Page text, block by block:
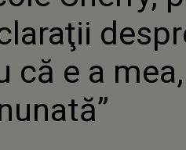
că e a